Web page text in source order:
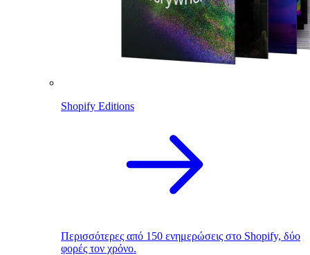
Shopify Editions
Περισσότερες από 150 ενημερώσεις στο Shopify, δύο
φορές τον χρόνο.